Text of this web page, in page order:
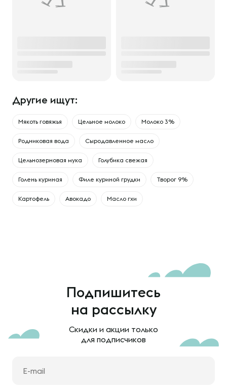
Другие ищут:
Мякоть говяжья Цельное молоко Молоко 3%
Родниковая вода Сыродавленное масло
Цельнозерновая мука Голубика свежая
Голень куриная Филе куриной грудки Творог 9%
Картофель Авокадо Масло гхи
Подпишитесь
на рассылку
Скидки и акции только
для подписчиков